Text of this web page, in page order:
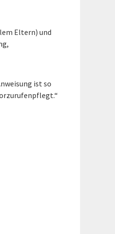
Eltern) und
ist so